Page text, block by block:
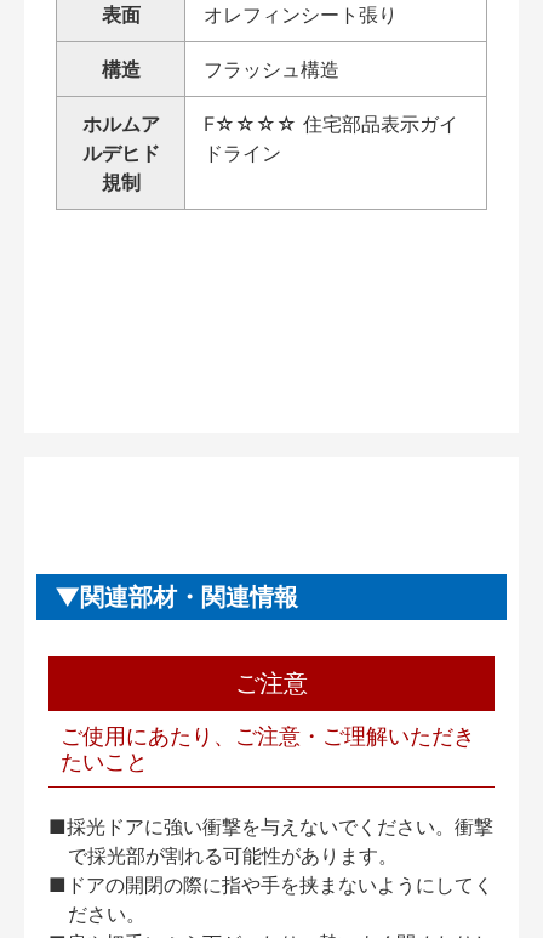
表面 オレフィンシート張り
構造 フラッシュ構造
ホルムア
ルデヒド
規制
F☆☆☆☆ 住宅部品表示ガイ
ドライン
関連部材・関連情報
ご注意
ご使用にあたり、ご注意・ご理解いただき
たいこと
■採光ドアに強い衝撃を与えないでください。衝撃
で採光部が割れる可能性があります。
■ドアの開閉の際に指や手を挟まないようにしてく
ださい。